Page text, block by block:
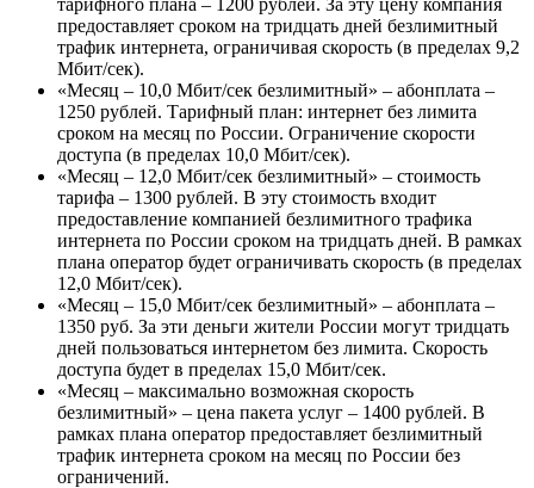
предоставляет сроком на тридцать дней безлимитный
трафик интернета, ограничивая скорость (в пределах 9,2
Мбит/сек).
«Месяц – 10,0 Мбит/сек безлимитный» – абонплата –
1250 рублей. Тарифный план: интернет без лимита
сроком на месяц по России. Ограничение скорости
доступа (в пределах 10,0 Мбит/сек).
«Месяц – 12,0 Мбит/сек безлимитный» – стоимость
тарифа – 1300 рублей. В эту стоимость входит
предоставление компанией безлимитного трафика
интернета по России сроком на тридцать дней. В рамках
плана оператор будет ограничивать скорость (в пределах
12,0 Мбит/сек).
«Месяц – 15,0 Мбит/сек безлимитный» – абонплата –
1350 руб. За эти деньги жители России могут тридцать
дней пользоваться интернетом без лимита. Скорость
доступа будет в пределах 15,0 Мбит/сек.
«Месяц – максимально возможная скорость
безлимитный» – цена пакета услуг – 1400 рублей. В
рамках плана оператор предоставляет безлимитный
трафик интернета сроком на месяц по России без
ограничений.